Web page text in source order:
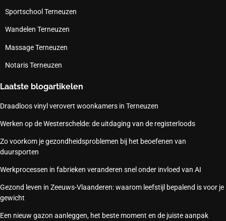
Sportschool Terneuzen
Wandelen Terneuzen
Massage Terneuzen
Notaris Terneuzen
Laatste blogartikelen
Draadloos vinyl verovert woonkamers in Terneuzen
Werken op de Westerschelde: de uitdaging van de registerloods
Zo voorkom je gezondheidsproblemen bij het beoefenen van
duursporten
Werkprocessen in fabrieken veranderen snel onder invloed van AI
Gezond leven in Zeeuws-Vlaanderen: waarom leefstijl bepalend is voor je
gewicht
Een nieuw gazon aanleggen, het beste moment en de juiste aanpak